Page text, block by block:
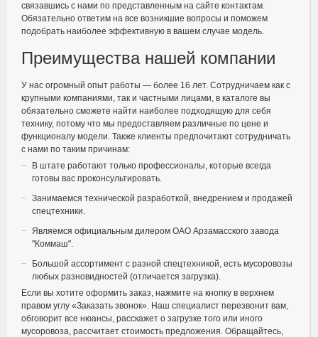
связавшись с нами по представленным на сайте контактам.
Обязательно ответим на все возникшие вопросы и поможем
подобрать наиболее эффективную в вашем случае модель.
Преимущества нашей компании
У нас огромный опыт работы — более 16 лет. Сотрудничаем как с
крупными компаниями, так и частными лицами, в каталоге вы
обязательно сможете найти наиболее подходящую для себя
технику, потому что мы предоставляем различные по цене и
функционалу модели. Также клиенты предпочитают сотрудничать
с нами по таким причинам:
В штате работают только профессионалы, которые всегда
готовы вас проконсультировать.
Занимаемся технической разработкой, внедрением и продажей
спецтехники.
Являемся официальным дилером ОАО Арзамасского завода
"Коммаш".
Большой ассортимент с разной спецтехникой, есть мусоровозы
любых разновидностей (отличается загрузка).
Если вы хотите оформить заказ, нажмите на кнопку в верхнем
правом углу «Заказать звонок». Наш специалист перезвонит вам,
обговорит все нюансы, расскажет о загрузке того или иного
мусоровоза, рассчитает стоимость предложения. Обращайтесь,